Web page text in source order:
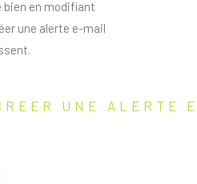
bien en modifiant
une alerte e-mail
UNE ALERTE